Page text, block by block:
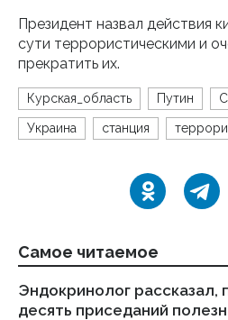
Президент назвал действия
сути террористическими и
прекратить их.
Курская_область Путин
Украина станция
Самое читаемое
Эндокринолог рассказал,
десять приседаний